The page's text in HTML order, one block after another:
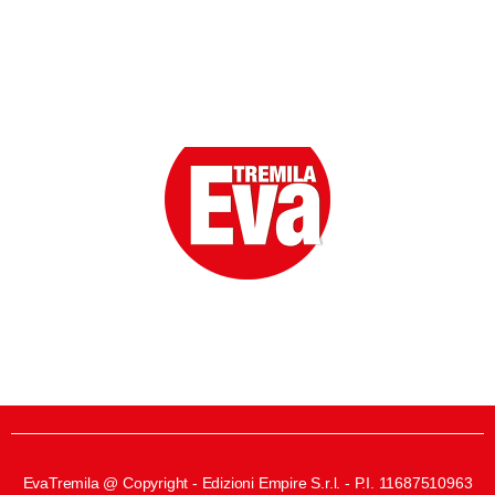
EvaTremila @ Copyright - Edizioni Empire S.r.l. - P.I. 11687510963​